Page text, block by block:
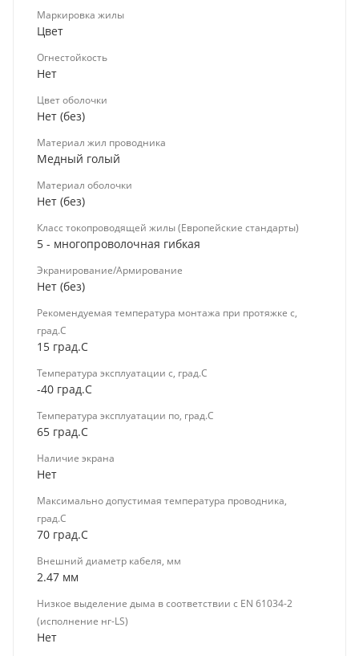
Маркировка жилы
Цвет
Огнестойкость
Нет
Цвет оболочки
Нет (без)
Материал жил проводника
Медный голый
Материал оболочки
Нет (без)
Класс токопроводящей жилы (Европейские стандарты)
5 - многопроволочная гибкая
Экранирование/Армирование
Нет (без)
Рекомендуемая температура монтажа при протяжке с,
град.C
15 град.C
Температура эксплуатации с, град.C
-40 град.C
Температура эксплуатации по, град.C
65 град.C
Наличие экрана
Нет
Максимально допустимая температура проводника,
град.C
70 град.C
Внешний диаметр кабеля, мм
2.47 мм
Низкое выделение дыма в соответствии с EN 61034-2
(исполнение нг-LS)
Нет